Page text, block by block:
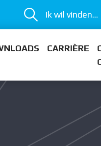
Ik wil vinden...
CARRIÈRE